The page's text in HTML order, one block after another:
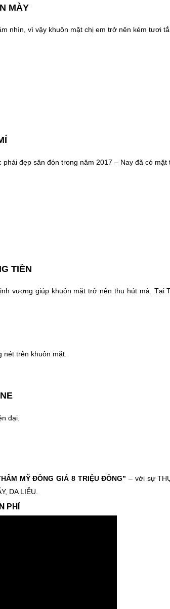
MÀY
nhìn, vì vậy khuôn mặt chị em trở nên kém tươi
đẹp săn đón trong năm 2017 – Nay đã có mặt
TIỀN
vượng giúp khuôn mặt trở nên thu hút mà. Tại
nét trên khuôn mặt.
đại.
MỸ ĐỒNG GIÁ 8 TRIỆU ĐỒNG” – với sự
DA LIỄU.
PHÍ